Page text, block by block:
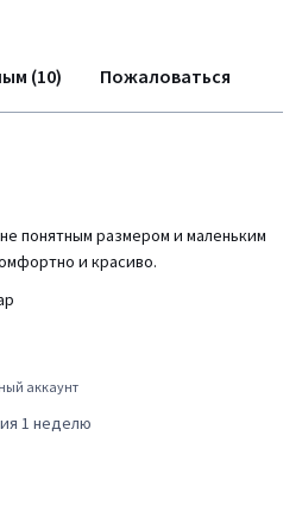
(10) Пожаловаться
понятным размером и маленьким
и красиво.
аккаунт
1 неделю